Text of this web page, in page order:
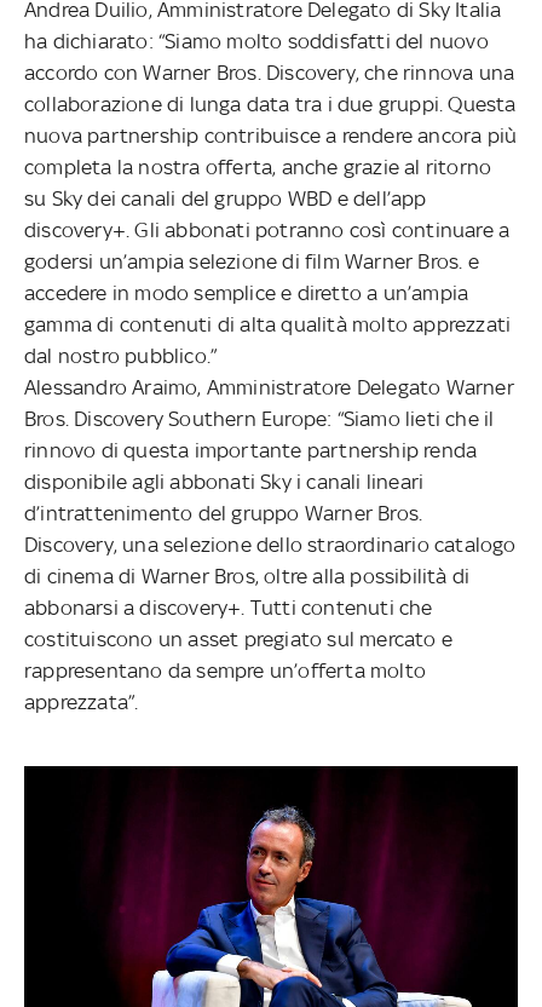
Andrea Duilio, Amministratore Delegato di Sky Italia
ha dichiarato: “Siamo molto soddisfatti del nuovo
accordo con Warner Bros. Discovery, che rinnova una
collaborazione di lunga data tra i due gruppi. Questa
nuova partnership contribuisce a rendere ancora più
completa la nostra offerta, anche grazie al ritorno
su Sky dei canali del gruppo WBD e dell’app
discovery+. Gli abbonati potranno così continuare a
godersi un’ampia selezione di film Warner Bros. e
accedere in modo semplice e diretto a un’ampia
gamma di contenuti di alta qualità molto apprezzati
dal nostro pubblico.”
Alessandro Araimo, Amministratore Delegato Warner
Bros. Discovery Southern Europe: “Siamo lieti che il
rinnovo di questa importante partnership renda
disponibile agli abbonati Sky i canali lineari
d’intrattenimento del gruppo Warner Bros.
Discovery, una selezione dello straordinario catalogo
di cinema di Warner Bros, oltre alla possibilità di
abbonarsi a discovery+. Tutti contenuti che
costituiscono un asset pregiato sul mercato e
rappresentano da sempre un’offerta molto
apprezzata”.